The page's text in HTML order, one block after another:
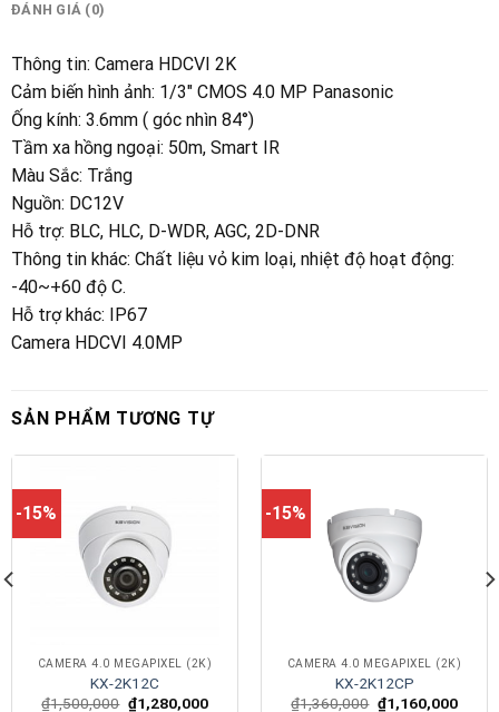
ĐÁNH GIÁ (0)
Thông tin: Camera HDCVI 2K
Cảm biến hình ảnh: 1/3″ CMOS 4.0 MP Panasonic
Ống kính: 3.6mm ( góc nhìn 84°)
Tầm xa hồng ngoại: 50m, Smart IR
Màu Sắc: Trắng
Nguồn: DC12V
Hỗ trợ: BLC, HLC, D-WDR, AGC, 2D-DNR
Thông tin khác: Chất liệu vỏ kim loại, nhiệt độ hoạt động:
-40~+60 độ C.
Hỗ trợ khác: IP67
Camera HDCVI 4.0MP
SẢN PHẨM TƯƠNG TỰ
-15%
CAMERA 4.0 MEGAPIXEL (2K)
KX-2K12C
₫1,500,000 ₫1,280,000
-15%
CAMERA 4.0 MEGAPIXEL (2K)
KX-2K12CP
₫1,360,000 ₫1,160,000